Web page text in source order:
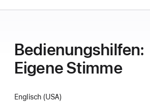
Bedie­nungs­hilfen:
Eigene Stimme
Englisch (USA)